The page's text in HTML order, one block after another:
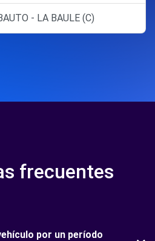
- LA BAULE (C)
frecuentes
por un período